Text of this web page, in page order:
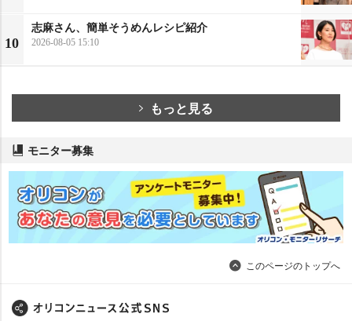
10
志麻さん、簡単そうめんレシピ紹介
2026-08-05 15:10
もっと見る
モニター募集
このページのトップへ